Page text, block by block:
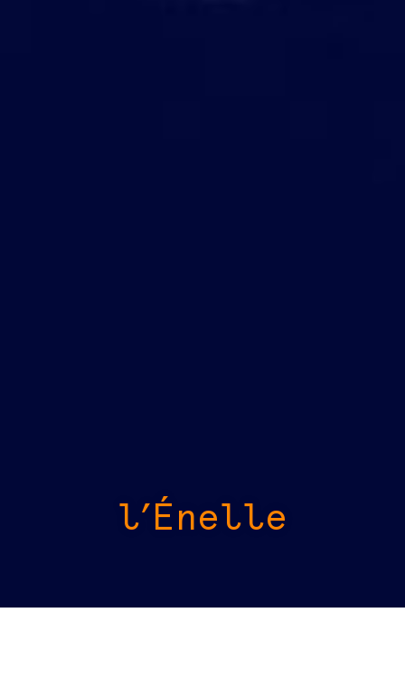
l’Énelle